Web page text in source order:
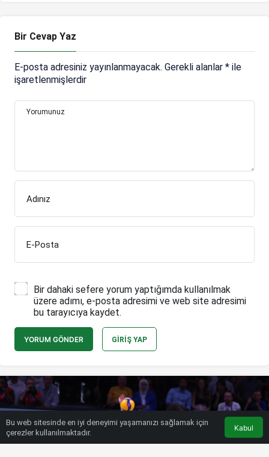
Bir Cevap Yaz
E-posta adresiniz yayınlanmayacak. Gerekli alanlar * ile
işaretlenmişlerdir
Yorumunuz
Adınız
E-Posta
Bir dahaki sefere yorum yaptığımda kullanılmak
üzere adımı, e-posta adresimi ve web site adresimi
bu tarayıcıya kaydet.
YORUM GÖNDER GIRIŞ YAP
Bu web sitesinde en iyi deneyimi yaşamanızı sağlamak için
çerezler kullanılmaktadır.
Kabul